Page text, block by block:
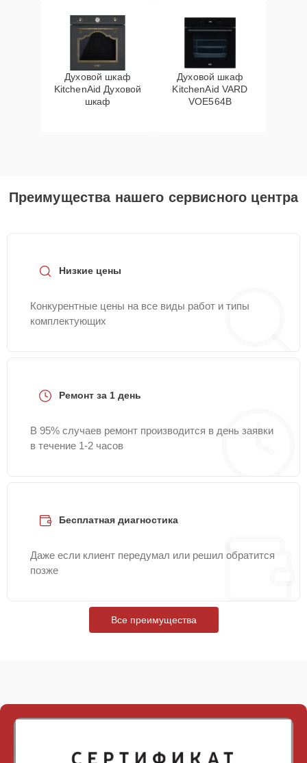
Духовой шкаф
KitchenAid Духовой
шкаф
Духовой шкаф
KitchenAid VARD
VOE564B
Преимущества нашего сервисного центра
Низкие цены
Конкурентные цены на все виды работ и типы
комплектующих
Ремонт за 1 день
В 95% случаев ремонт производится в день заявки
в течение 1-2 часов
Бесплатная диагностика
Даже если клиент передумал или решил обратится
позже
Все преимущества